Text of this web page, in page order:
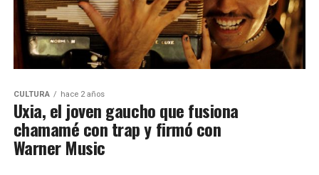
CULTURA hace 2 años
Uxia, el joven gaucho que fusiona
chamamé con trap y firmó con
Warner Music